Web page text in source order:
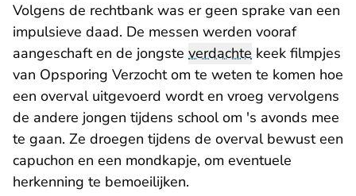
Volgens de rechtbank was er geen sprake van een
impulsieve daad. De messen werden vooraf
aangeschaft en de jongste verdachte keek filmpjes
van Opsporing Verzocht om te weten te komen hoe
een overval uitgevoerd wordt en vroeg vervolgens
de andere jongen tijdens school om 's avonds mee
te gaan. Ze droegen tijdens de overval bewust een
capuchon en een mondkapje, om eventuele
herkenning te bemoeilijken.